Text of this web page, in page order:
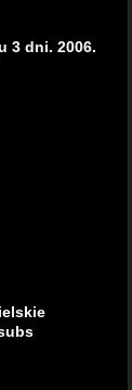
3 dni. 2006.